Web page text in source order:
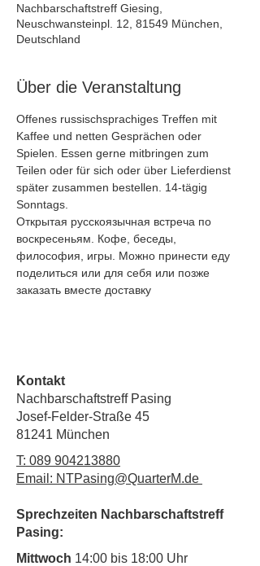
Nachbarschaftstreff Giesing,
Neuschwansteinpl. 12, 81549 München,
Deutschland
Über die Veranstaltung
Offenes russischsprachiges Treffen mit
Kaffee und netten Gesprächen oder
Spielen. Essen gerne mitbringen zum
Teilen oder für sich oder über Lieferdienst
später zusammen bestellen. 14-tägig
Sonntags.
Открытая русскоязычная встреча по
воскресеньям. Кофе, беседы,
философия, игры. Можно принести еду
поделиться или для себя или позже
заказать вместе доставку
Kontakt
Nachbarschaftstreff Pasing
Josef-Felder-Straße 45
81241 München
T: 089 904213880
Email: NTPasing@QuarterM.de
Sprechzeiten Nachbarschaftstreff
Pasing:
Mittwoch 14:00 bis 18:00 Uhr